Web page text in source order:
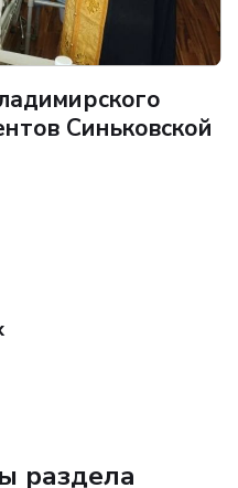
Синьковской
раздела